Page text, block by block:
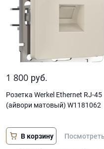
1 800 руб.
Розетка Werkel Ethernet RJ-45
(айвори матовый) W1181062
В корзину Посмотреть